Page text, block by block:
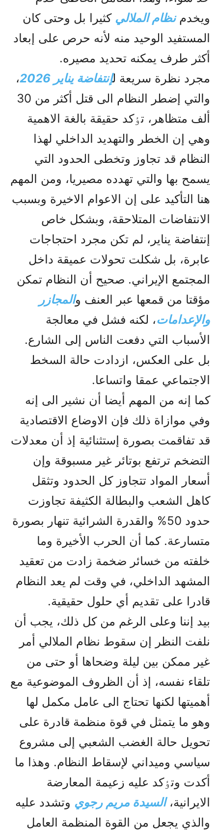
ويخدمنظام الملالي کثيرا بل وحتى کان
المستفيد الوحيد منه لأنه حرص على إبعاد
أکثر طرف يمکنه تحديد مصيره.
مجرد نظرة سريعة لإنتفاضة يناير 2026
،
والتي إضطر النظام الى قتل أکثر من 30
ألف متظاهر، تٶکد حقيقة بالغة الاهمية
وهي إن الخطر والتهديد الداخلي لهذا
النظام قد تجاوز وتخطى الحدود التي
يسمح بها والتي تهدده مصيريا، ومن المهم
هنا التأکيد على إن الاعوام الاخيرة وبسبب
الانتفاضات المتلاحقة، وبشکل خاص
إنتفاضة يناير، لم تكن مجرد احتجاجات
عابرة، بل شكلت تحولات عميقة داخل
المجتمع الإيراني. صحيح أن النظام تمكن
مؤقتا من قمعها عبر العنف والمجازر
والإعدامات، لكنه فشل في معالجة
الأسباب التي دفعت الناس إلى الشارع.
بل على العكس، ازدادت حالة السخط
الاجتماعي عمقا واتساعا.
کما إنه من المهم أيضا أن نشير الى إنه
وفي موازاة ذلك فإن الاوضاع الاقتصادية
قد تفاقمت بصورة إستثنائية إذ أن معدلات
التضخم ترتفع بوتائر غير مسبوقة وإن
أسعار المواد تتجاوز کل الحدود وتثقل
کاهل الشعب والبطالة الکثيفة تجاوزت
حدود 50% والقدرة الشرائية تنهار بصورة
متسارعة. كما أن الحرب الأخيرة وما
خلفته من خسائر ضخمة زادت من تعقيد
المشهد الداخلي، في وقت لم يعد النظام
قادرا على تقديم أي حلول حقيقية.
بيد إننا وعلى الرغم من کل ذلك، يجب أن
نلفت النظر إن سقوط نظام الملالي أمر
غير ممکن بين ليلة وضحاها أو حتى من
تلقاء نفسه، إذ أن الظروف الموضوعية مع
أهميتها لکنها تحتاج الى عامل مکمل لها
وهو ما يتمثل في قوة منظمة قادرة على
تحويل حالة الغضب الشعبي إلى مشروع
سياسي وميداني لإسقاط النظام. وهذا ما
أکدت وتٶکد عليه زعيمة المعارضة
الايرانية،السيدة مريم رجوي وتشدد عليه
والذي يجعل من القوة المنظمة العامل